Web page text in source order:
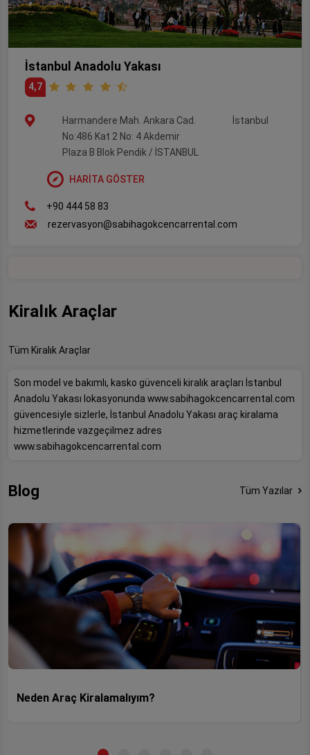
Kiralık Araçlar
Tüm Kiralık Araçlar
Son model ve bakımlı, kasko güvenceli kiralık araçları İstanbul
Anadolu Yakası lokasyonunda www.sabihagokcencarrental.com
güvencesiyle sizlerle, İstanbul Anadolu Yakası araç kiralama
hizmetlerinde vazgeçilmez adres
www.sabihagokcencarrental.com
Blog Tüm Yazılar
Neden Araç Kiralamalıyım?
İstanbul Anadolu Yakası
4,7
Harmandere Mah. Ankara Cad.
No:486 Kat 2 No: 4 Akdemir
Plaza B Blok Pendik / İSTANBUL
İstanbul
HARİTA GÖSTER
+90 444 58 83
rezervasyon@sabihagokcencarrental.com